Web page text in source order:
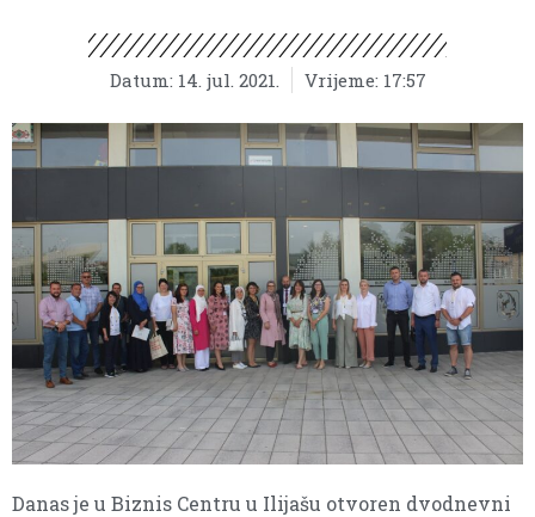
Datum: 14. jul. 2021. Vrijeme: 17:57
Danas je u Biznis Centru u Ilijašu otvoren dvodnevni